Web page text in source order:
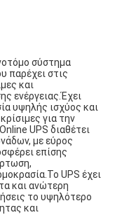
σύστημα
παρέχει στις
και
ενέργειας.Έχει
υψηλής ισχύος και
για την
UPS διαθέτει
με εύρος
επίσης
UPS έχει
και ανώτερη
το υψηλότερο
και